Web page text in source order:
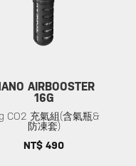
AIRBOOSTER
16G
CO2 充氣組(含氣瓶&
防凍套)
NT$ 490